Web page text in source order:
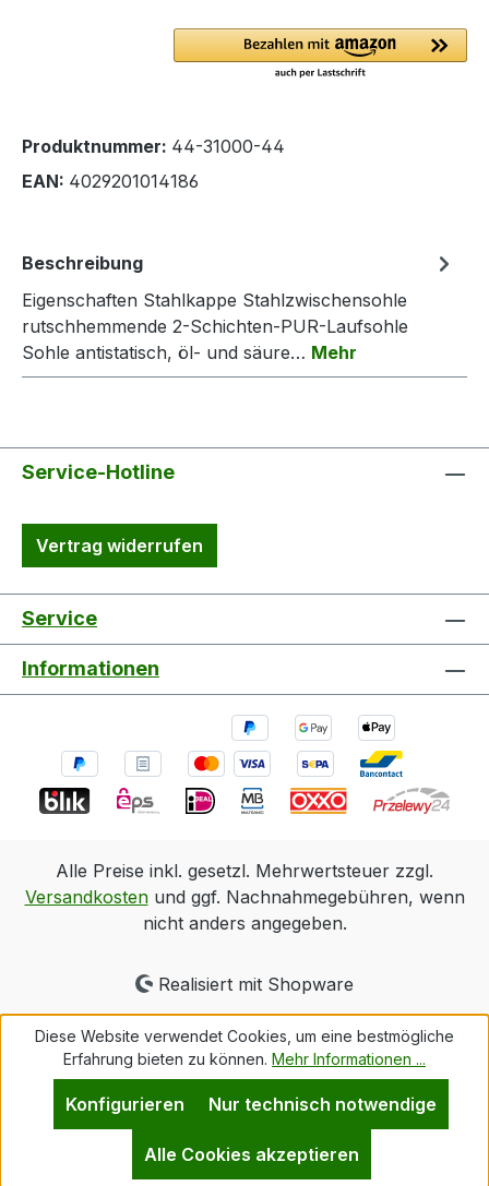
Produktnummer: 44-31000-44
EAN: 4029201014186
Beschreibung
Eigenschaften Stahlkappe Stahlzwischensohle
rutschhemmende 2-Schichten-PUR-Laufsohle
Sohle antistatisch, öl- und säure… Mehr
Service-Hotline
Vertrag widerrufen
Service
Informationen
Alle Preise inkl. gesetzl. Mehrwertsteuer zzgl.
Versandkostenund ggf. Nachnahmegebühren, wenn
nicht anders angegeben.
Realisiert mit Shopware
Diese Website verwendet Cookies, um eine bestmögliche
Erfahrung bieten zu können. Mehr Informationen ...
Nur technisch notwendige
Konfigurieren
Alle Cookies akzeptieren